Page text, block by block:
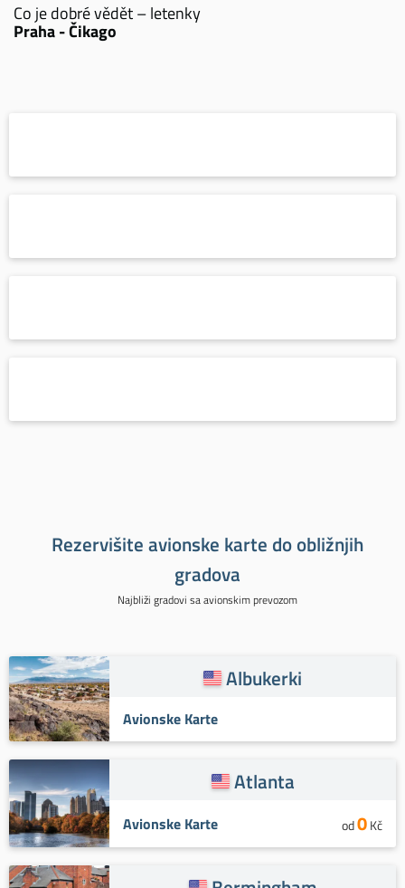
Co je dobré vědět – letenky
Praha - Čikago
Rezervišite avionske karte do obližnjih
gradova
Najbliži gradovi sa avionskim prevozom
Albukerki
Avionske Karte
Atlanta
Avionske Karte od0Kč